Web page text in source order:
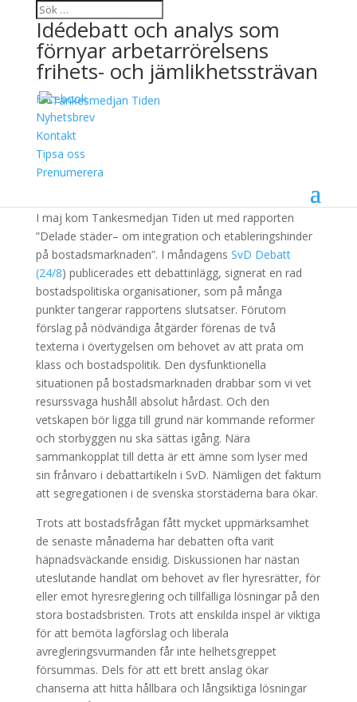
Idédebatt och analys som
förnyar arbetarrörelsens
frihets- och jämlikhetssträvan
Facebook
Nyhetsbrev
Kontakt
Tipsa oss
Prenumerera
Bostadsmarknaden –
inte för resurssvaga
27 augusti, 2015
I maj kom Tankesmedjan Tiden ut med rapporten
”Delade städer– om integration och etableringshinder
på bostadsmarknaden”. I måndagens SvD Debatt
(24/8) publicerades ett debattinlägg, signerat en rad
bostadspolitiska organisationer, som på många
punkter tangerar rapportens slutsatser. Förutom
förslag på nödvändiga åtgärder förenas de två
texterna i övertygelsen om behovet av att prata om
klass och bostadspolitik. Den dysfunktionella
situationen på bostadsmarknaden drabbar som vi vet
resurssvaga hushåll absolut hårdast. Och den
vetskapen bör ligga till grund när kommande reformer
och storbyggen nu ska sättas igång. Nära
sammankopplat till detta är ett ämne som lyser med
sin frånvaro i debattartikeln i SvD. Nämligen det faktum
att segregationen i de svenska storstäderna bara ökar.
Trots att bostadsfrågan fått mycket uppmärksamhet
de senaste månaderna har debatten ofta varit
häpnadsväckande ensidig. Diskussionen har nästan
uteslutande handlat om behovet av fler hyresrätter, för
eller emot hyresreglering och tillfälliga lösningar på den
stora bostadsbristen. Trots att enskilda inspel är viktiga
för att bemöta lagförslag och liberala
avregleringsvurmanden får inte helhetsgreppet
försummas. Dels för att ett brett anslag ökar
chanserna att hitta hållbara och långsiktiga lösningar